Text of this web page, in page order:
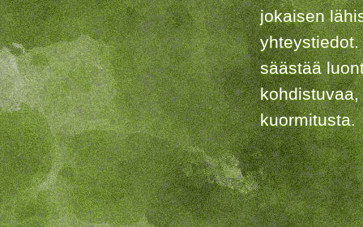
jokaisen
säästää
kuormitusta.